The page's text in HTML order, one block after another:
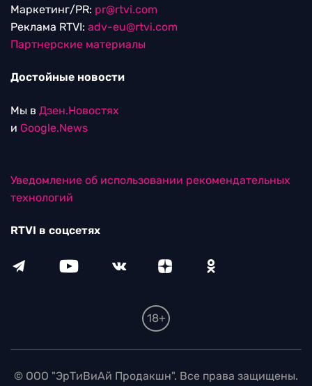
Маркетинг/PR: pr@rtvi.com
Реклама RTVI: adv-eu@rtvi.com
Партнерские материалы
Достойные новости
Мы в Дзен.Новостях
и Google.News
Уведомление об использовании рекомендательных
технологий
RTVI в соцсетях
18+
© ООО "ЭрТиВиАй Продакшн". Все права защищены.